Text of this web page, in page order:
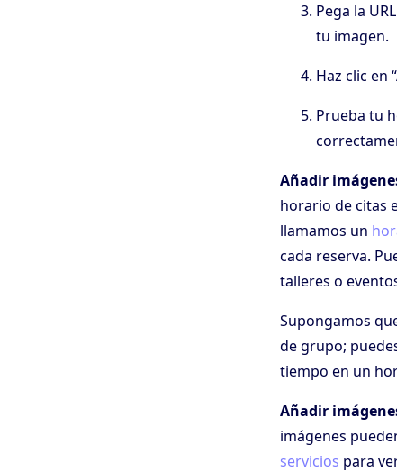
Pega la
tu imagen.
Haz clic en
Prueba tu
Añadir
horario de citas
llamamos un
cada reserva.
talleres o
Supongamos
de grupo;
tiempo en un
Añadir
imágenes
servicios para